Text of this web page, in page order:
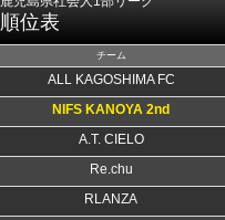
順位表
チーム
ALL KAGOSHIMA FC
NIFS KANOYA 2nd
A.T. CIELO
Re.chu
RLANZA